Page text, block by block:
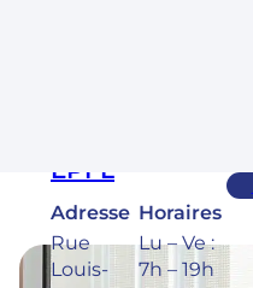
EPFL
Adresse
Rue
Louis-
Horaires
Lu – Ve :
7h – 19h